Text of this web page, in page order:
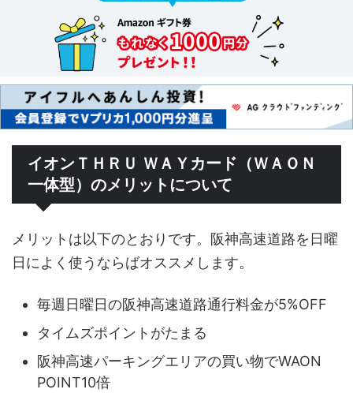
イオンＴＨＲＵ ＷＡＹカード（ＷＡＯＮ
一体型）のメリットについて
メリットは以下のとおりです。阪神高速道路を日曜
日によく使うならばオススメします。
毎週日曜日の阪神高速道路通行料金が5%OFF
タイムズポイントがたまる
阪神高速パーキングエリアの買い物でWAON
POINT10倍